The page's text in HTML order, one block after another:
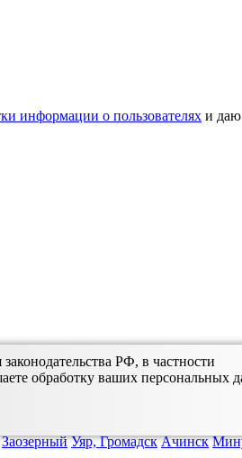
информации о пользователях и даю
Заозерный Уяр, Громадск Ачинск
РФ, в частности
обработку ваших персональных